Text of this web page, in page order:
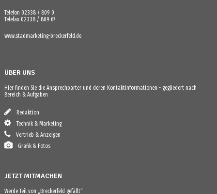
Telefon 02338 / 809 0
Telefax 02338 / 809 67
www.stadmarketing-breckerfeld.de
ÜBER UNS
Hier finden Sie die Ansprechparter und deren Kontaktinformationen - gegliedert nach
Bereich & Aufgaben
Redaktion
Technik & Marketing
Vertrieb & Anzeigen
Grafik & Fotos
JETZT MITMACHEN
Werde Teil von „Breckerfeld gefällt“